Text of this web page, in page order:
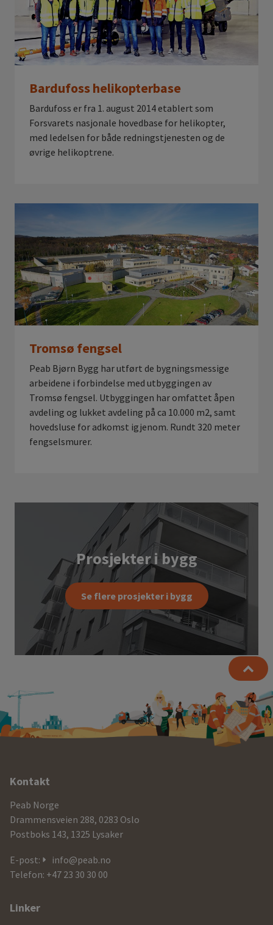
Bardufoss helikopterbase
Bardufoss er fra 1. august 2014 etablert som
Forsvarets nasjonale hovedbase for helikopter,
med ledelsen for både redningstjenesten og de
øvrige helikoptrene.
Tromsø fengsel
Peab Bjørn Bygg har utført de bygningsmessige
arbeidene i forbindelse med utbyggingen av
Tromsø fengsel. Utbyggingen har omfattet åpen
avdeling og lukket avdeling på ca 10.000 m2, samt
hovedsluse for adkomst igjenom. Rundt 320 meter
fengselsmurer.
Prosjekter i bygg
Se flere prosjekter i bygg
Ytterligere
informasjon
og
kontaktdetaljer
Kontakt
Peab Norge
Drammensveien 288, 0283 Oslo
Postboks 143, 1325 Lysaker
E-post:
info@peab.no
Telefon: +47 23 30 30 00
Linker